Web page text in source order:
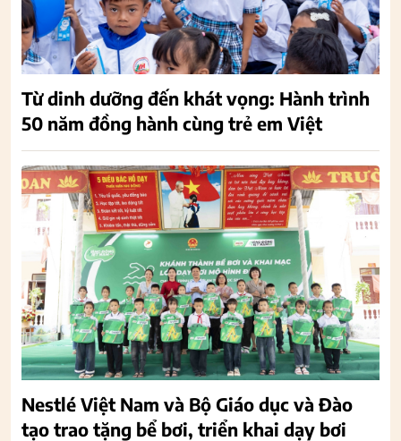
Từ dinh dưỡng đến khát vọng: Hành trình
50 năm đồng hành cùng trẻ em Việt
Nestlé Việt Nam và Bộ Giáo dục và Đào
tạo trao tặng bể bơi, triển khai dạy bơi